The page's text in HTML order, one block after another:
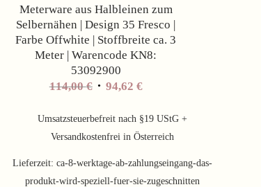
Meterware aus Halbleinen zum
Selbernähen | Design 35 Fresco |
Farbe Offwhite | Stoffbreite ca. 3
Meter | Warencode KN8:
53092900
114,00€ Ursprünglicher
war:
114,00 €
94,62 €Aktueller
ist:
94,62 €.
Umsatzsteuerbefreit nach §19 UStG +
Versandkostenfrei in Österreich
Lieferzeit: ca-8-werktage-ab-zahlungseingang-das-
produkt-wird-speziell-fuer-sie-zugeschnitten